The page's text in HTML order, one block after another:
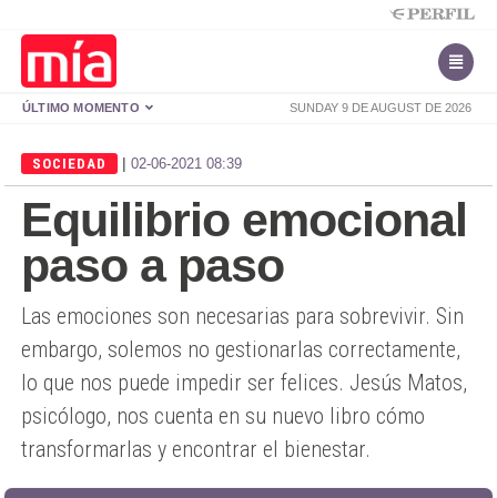
SUNDAY 9 DE AUGUST DE 2026
ÚLTIMO MOMENTO
SOCIEDAD | 02-06-2021 08:39
Equilibrio emocional
paso a paso
Las emociones son necesarias para sobrevivir. Sin
embargo, solemos no gestionarlas correctamente,
lo que nos puede impedir ser felices. Jesús Matos,
psicólogo, nos cuenta en su nuevo libro cómo
transformarlas y encontrar el bienestar.